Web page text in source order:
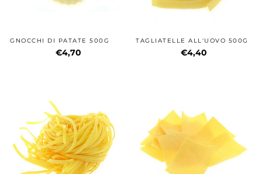
GNOCCHI DI PATATE 500G
€4,70
TAGLIATELLE ALL'UOVO 500G
€4,40